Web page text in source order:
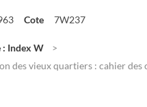
Cote 7W237
: Index W
des vieux quartiers : cahier des